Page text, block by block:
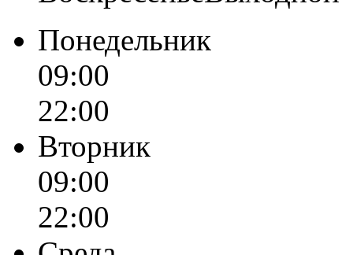
Понедельник
09:00
22:00
Вторник
09:00
22:00